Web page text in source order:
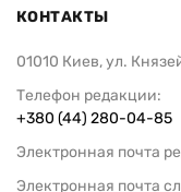
КОНТАКТЫ
01010 Киев, ул.
Телефон редакции:
+380 (44) 280-04-85
Электронная почта
Электронная почта